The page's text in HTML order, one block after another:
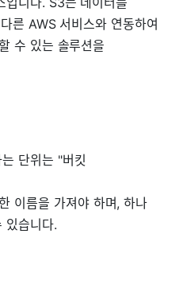
른 AWS 서비스와 연동하여
수 있는 솔루션을
단위는 "버킷
이름을 가져야 하며, 하나
있습니다.